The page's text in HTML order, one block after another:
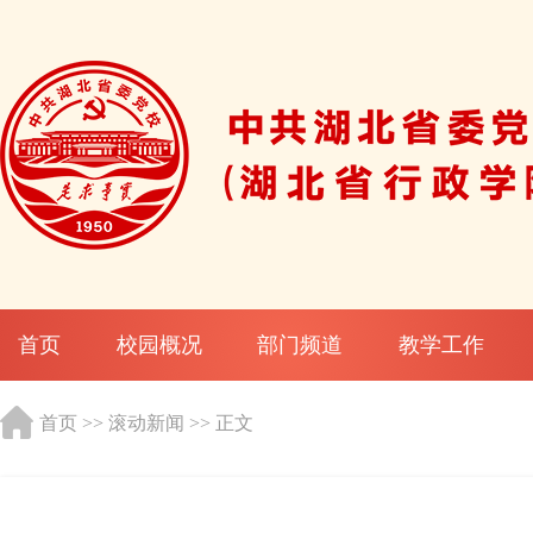
首页 校园概况 部门频道 教学工作
首页 >> 滚动新闻 >> 正文